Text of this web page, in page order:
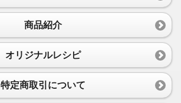
商品紹介
オリジナルレシピ
特定商取引について